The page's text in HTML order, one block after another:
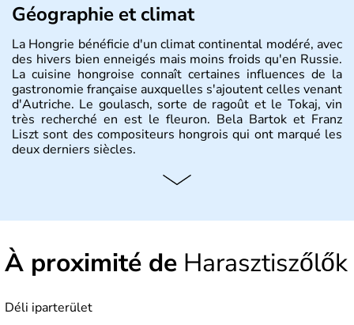
Géographie et climat
La Hongrie bénéficie d'un climat continental modéré, avec
des hivers bien enneigés mais moins froids qu'en Russie.
La cuisine hongroise connaît certaines influences de la
gastronomie française auxquelles s'ajoutent celles venant
d'Autriche. Le goulasch, sorte de ragoût et le Tokaj, vin
très recherché en est le fleuron. Bela Bartok et Franz
Liszt sont des compositeurs hongrois qui ont marqué les
deux derniers siècles.
Histoire et administration
depuis 2004, la Hongrie est aussi appelée « pays magyar
pays dont la langue est bien-sûr le hongrois et la
monnaie le forint. Sa capitale s'appelle Budapest.
développée en Hongrie.
À proximité de Harasztiszőlők
Déli iparterület